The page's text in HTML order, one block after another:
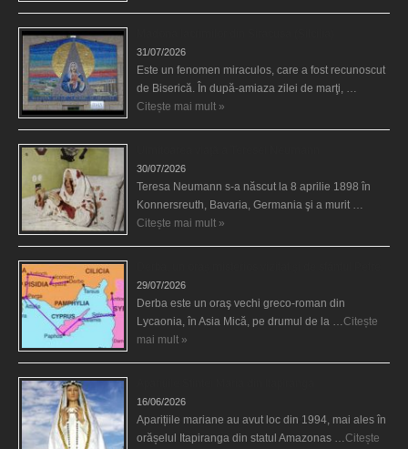
31/07/2026
Este un fenomen miraculos, care a fost recunoscut
de Biserică. În după-amiaza zilei de marţi, …
Citește mai mult »
30/07/2026
Teresa Neumann s-a născut la 8 aprilie 1898 în
Konnersreuth, Bavaria, Germania şi a murit …
Citește mai mult »
29/07/2026
Derba este un oraş vechi greco-roman din
Lycaonia, în Asia Mică, pe drumul de la …Citește
mai mult »
16/06/2026
Aparițiile mariane au avut loc din 1994, mai ales în
orășelul Itapiranga din statul Amazonas …Citește